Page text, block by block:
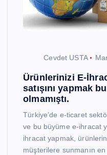
Cevdet USTA
Ürünlerinizi E-
satışını yapmak
olmamıştı.
Türkiye’de e-ticaret
ve bu büyüme e-ihracat
ihracat yapmak,
müşterilere sunmanın